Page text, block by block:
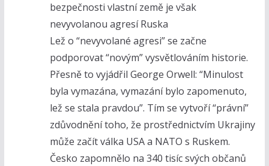
bezpečnosti vlastní země je však
nevyvolanou agresí Ruska
Lež o “nevyvolané agresi” se začne
podporovat “novým” vysvětlováním historie.
Přesně to vyjádřil George Orwell: “Minulost
byla vymazána, vymazání bylo zapomenuto,
lež se stala pravdou”. Tím se vytvoří “právní”
zdůvodnění toho, že prostřednictvím Ukrajiny
může začít válka USA a NATO s Ruskem.
Česko zapomnělo na 340 tisíc svých občanů